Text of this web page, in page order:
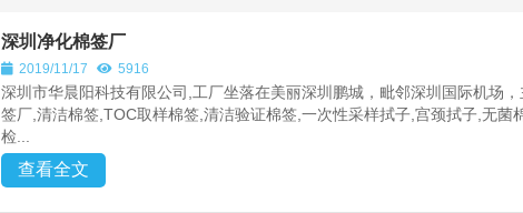
深圳净化棉签厂
2019/11/17 5916
深圳市华晨阳科技有限公司,工厂坐落在美丽深圳鹏城，毗邻深圳国际机场
签厂,清洁棉签,TOC取样棉签,清洁验证棉签,一次性采样拭子,宫颈拭子,无菌
检...
查看全文